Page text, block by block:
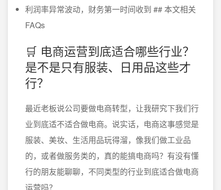
利润率异常波动，财务第一时间收到 ## 本文相关
FAQs
🛒 电商运营到底适合哪些行业？
是不是只有服装、日用品这些才
行？
最近老板说公司要做电商转型，让我研究下我们行
业到底适不适合做电商。说实话，电商这事感觉是
服装、美妆、生活用品玩得溜，像我们做工业品
的，或者做服务类的，真的能搞电商吗？有没有懂
行的朋友能聊聊，不同类型的行业到底适合做电商
运营吗？